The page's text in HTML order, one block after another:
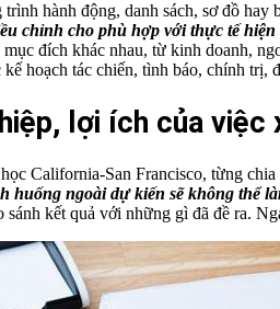
hành động, danh sách, sơ đồ
chỉnh cho phù hợp với thực tế hiện
đích khác nhau, từ kinh doanh,
hoạch tác chiến, tình báo, chính trị,
lợi ích của việc
California-San Francisco, từng chia
huống ngoài dự kiến sẽ không thể
sánh kết quả với những gì đã đề ra.